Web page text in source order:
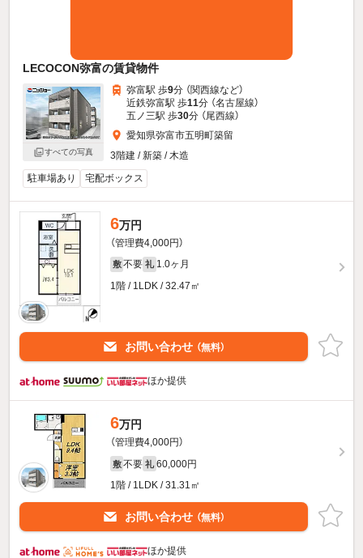
LECOCON弥富の賃貸物件
すべての写真
弥富駅 歩9分 （関西線など）
近鉄弥富駅 歩11分 （名古屋線）
五ノ三駅 歩30分 （尾西線）
愛知県弥富市五明町築留
3階建 / 新築 / 木造
駐車場あり
宅配ボックス
6万円
（管理費4,000円）
敷 不要 礼 1.0ヶ月
1階 / 1LDK / 32.47㎡
お問い合わせ （無料）
ほか提供
6万円
（管理費4,000円）
敷 不要 礼 60,000円
1階 / 1LDK / 31.31㎡
お問い合わせ （無料）
ほか提供